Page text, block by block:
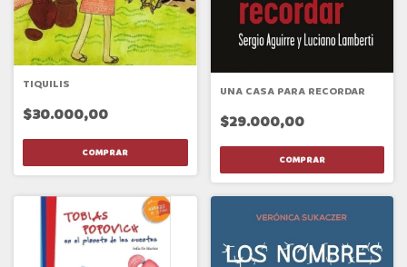
TIQUILIS
$30.000,00
UNA CASA PARA RECORDAR
$29.000,00